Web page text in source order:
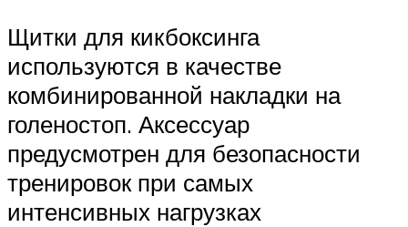
Щитки для кикбоксинга
используются в качестве
комбинированной накладки на
голеностоп. Аксессуар
предусмотрен для безопасности
тренировок при самых
интенсивных нагрузках